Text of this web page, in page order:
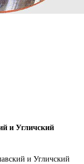
и Угличский
и Угличский